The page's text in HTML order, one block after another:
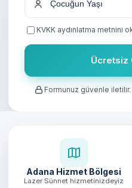
KVKK aydınlatma metnini
Ücretsiz
Formunuz güvenle
Adana Hizmet Bölgesi
Lazer Sünnet hizmetinizdeyiz